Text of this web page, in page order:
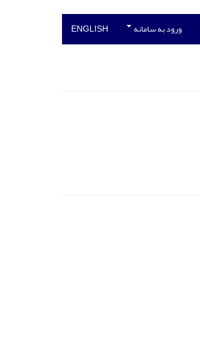
ورود به سامانه ENGLISH